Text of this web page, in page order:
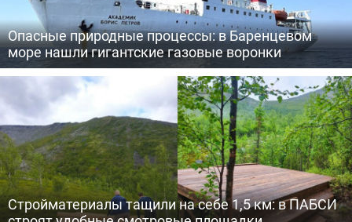
Опасные природные процессы: в Баренцевом
море нашли гигантские газовые воронки
Стройматериалы тащили на себе 1,5 км: в ПАБСИ